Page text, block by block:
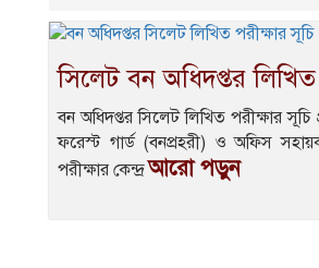
সিলেট বন অধিদপ্তর লিখিত
বন অধিদপ্তর সিলেট লিখিত পরীক্ষার
ফরেস্ট গার্ড (বনপ্রহরী) ও অফিস
পরীক্ষার কেন্দ্রআরো পড়ুন